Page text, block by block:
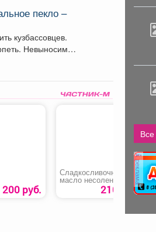
пекло –
кузбассовцев.
200 руб.
Сладкосливочное
масло несоленое
Белый замок210 руб.
реклама